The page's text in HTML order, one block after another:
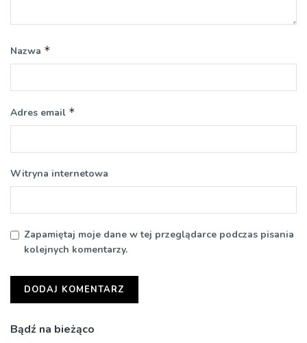
Nazwa *
Adres email *
Witryna internetowa
Zapamiętaj moje dane w tej przeglądarce podczas pisania
kolejnych komentarzy.
Bądź na bieżąco